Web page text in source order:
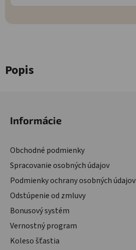
Popis
Informácie
Obchodné podmienky
Spracovanie osobných údajov
Podmienky ochrany osobných údajov
Odstúpenie od zmluvy
Bonusový systém
Vernostný program
Koleso šťastia